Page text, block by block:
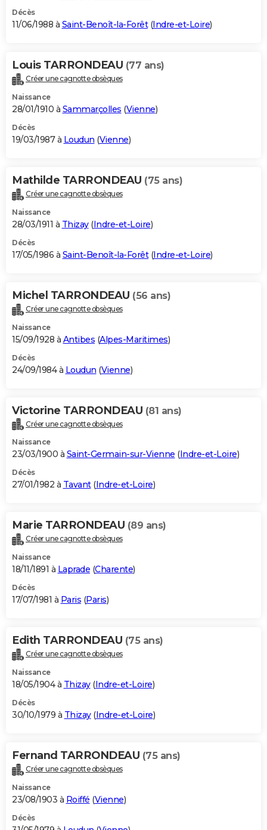
Décès
11/06/1988 à Saint-Benoît-la-Forêt(Indre-et-Loire)
Louis TARRONDEAU (77 ans)
Créer une cagnotte obsèques
Naissance
28/01/1910 à Sammarçolles (Vienne)
Décès
19/03/1987 à Loudun (Vienne)
Mathilde TARRONDEAU (75 ans)
Créer une cagnotte obsèques
Naissance
28/03/1911 à Thizay(Indre-et-Loire)
Décès
17/05/1986 à Saint-Benoît-la-Forêt(Indre-et-Loire)
Michel TARRONDEAU (56 ans)
Créer une cagnotte obsèques
Naissance
15/09/1928 à Antibes (Alpes-Maritimes)
Décès
24/09/1984 à Loudun (Vienne)
Victorine TARRONDEAU (81 ans)
Créer une cagnotte obsèques
Naissance
23/03/1900 à Saint-Germain-sur-Vienne (Indre-et-Loire)
Décès
27/01/1982 à Tavant(Indre-et-Loire)
Marie TARRONDEAU (89 ans)
Créer une cagnotte obsèques
Naissance
18/11/1891 à Laprade (Charente)
Décès
17/07/1981 à Paris (Paris)
Edith TARRONDEAU (75 ans)
Créer une cagnotte obsèques
Naissance
18/05/1904 à Thizay(Indre-et-Loire)
Décès
30/10/1979 à Thizay(Indre-et-Loire)
Fernand TARRONDEAU (75 ans)
Créer une cagnotte obsèques
Naissance
23/08/1903 à Roiffé (Vienne)
Décès